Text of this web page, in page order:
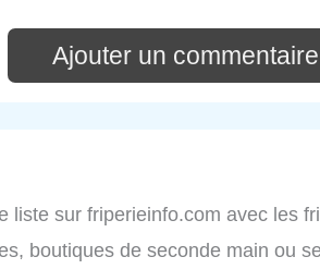
Ajouter un
liste sur friperieinfo.com avec les
boutiques de seconde main ou